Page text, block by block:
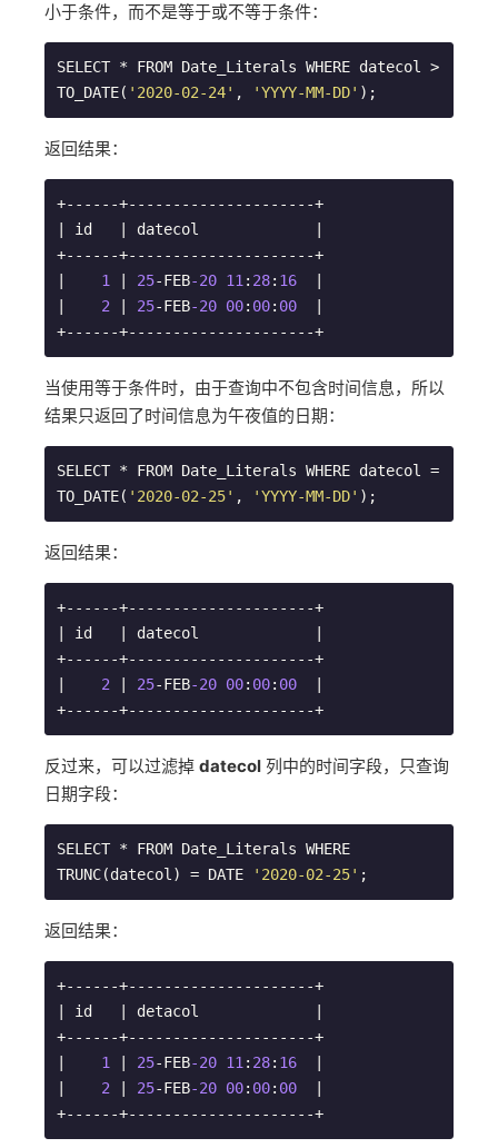
小于条件，而不是等于或不等于条件：
SELECT * FROM Date_Literals WHERE datecol >
TO_DATE( '2020-02-24' , 'YYYY-MM-DD' );
返回结果：
+------+---------------------+
| id   | datecol             |
+------+---------------------+
1 25-FEB-20 11 : 28: 16
2 25-FEB-20 00: 00: 00
+------+---------------------+
当使用等于条件时，由于查询中不包含时间信息，所以
结果只返回了时间信息为午夜值的日期：
SELECT * FROM Date_Literals WHERE datecol =
TO_DATE( '2020-02-25' , 'YYYY-MM-DD' );
返回结果：
+------+---------------------+
| id   | datecol             |
+------+---------------------+
2 25-FEB-20 00: 00: 00
+------+---------------------+
反过来，可以过滤掉 datecol 列中的时间字段，只查询
日期字段：
SELECT * FROM Date_Literals WHERE
TRUNC(datecol) = DATE
'2020-02-25' ;
返回结果：
+------+---------------------+
| id   | detacol             |
+------+---------------------+
1 25-FEB-20 11 : 28: 16
2 25-FEB-20 00: 00: 00
+------+---------------------+